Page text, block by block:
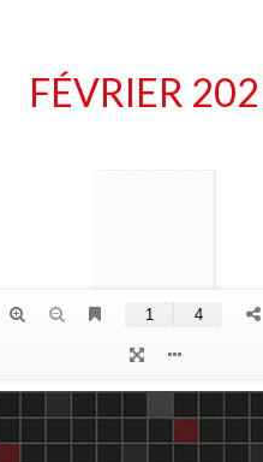
FÉVRIER